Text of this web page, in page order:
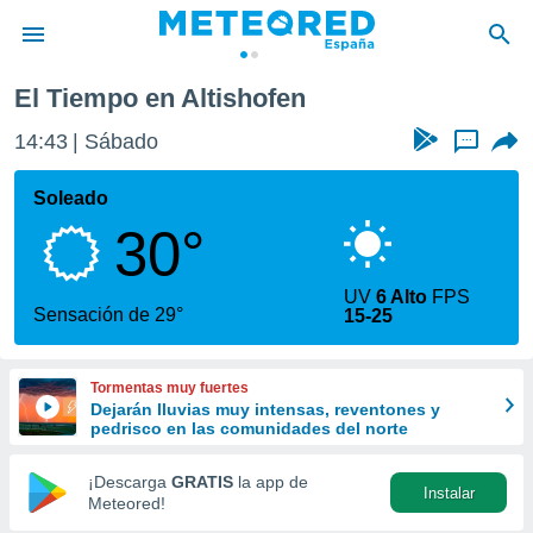
de
por
que se
calidad.
a este
las
y
forma
digital
basada
El Tiempo en Altishofen
14:43 Sábado ...
Soleado
30°
Sensación de 29°
UV6 Alto FPS
15-25
Tormentas muy fuertes
Dejarán lluvias muy intensas, reventones y
pedrisco en las comunidades del norte
¡Descarga GRATIS la app de
Meteored!
Instalar